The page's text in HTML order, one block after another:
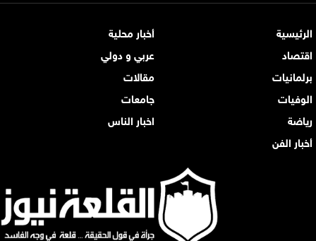
الرئيسية
أخبار محلية
اقتصاد
عربي و دولي
برلمانيات
مقالات
الوفيات
جامعات
رياضة
اخبار الناس
أخبار الفن